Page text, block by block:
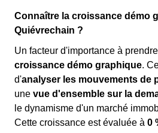
Connaître la croissance démo
Quiévrechain ?
Un facteur d'importance à
croissance démo graphique.
d'analyser les mouvements de
une vue d'ensemble sur la
le dynamisme d'un marché
Cette croissance est évaluée à 0